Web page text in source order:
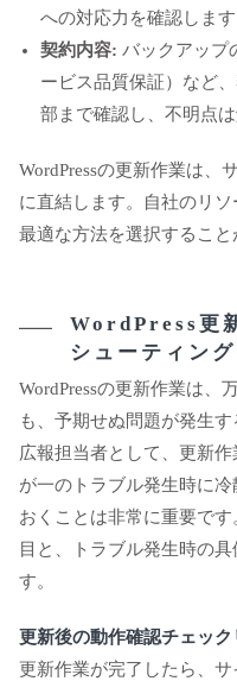
への対応力を確認します
契約内容: バックアップ
ービス品質保証）など
部まで確認し、不明点
WordPressの更新作業は、
に直結します。自社のリソ
最適な方法を選択すること
WordPress更
シューティング
WordPressの更新作業は、
も、予期せぬ問題が発生
広報担当者として、更新
が一のトラブル発生時に
おくことは非常に重要で
目と、トラブル発生時の
す。
更新後の動作確認チェック
更新作業が完了したら、